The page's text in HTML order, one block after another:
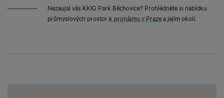
Nezaujal vás KKIG Park Běchovice? Prohlédněte si nabídku
průmyslových prostor k pronájmu v Prazea jejím okolí.